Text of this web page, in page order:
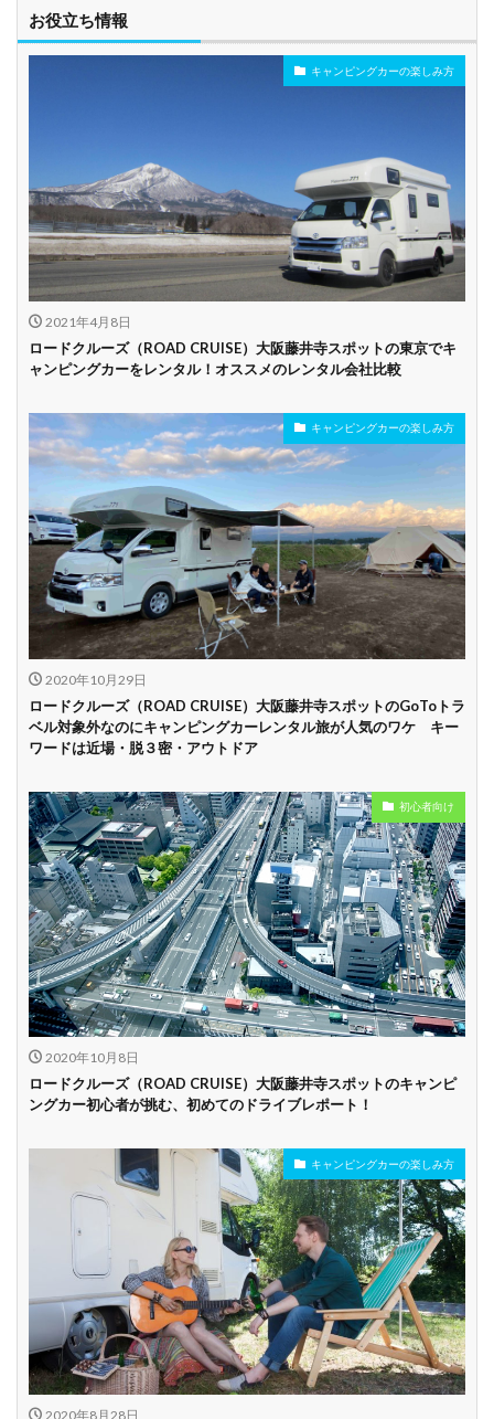
車椅子対応
駅配車あり 多言語対応 年末年始営業
配車サービスあり
マイカー預かりあ
り
カード支払い可
ビジネス利用 カップル向き ファミリー向き
貸し出しオプショ
ン充実
新車多数あり
試乗プラン有り
キャンペーン開催
中
長期割引
学割 早割
お役立ち情報
キャンピングカーの楽しみ方
2021年4月8日
ロードクルーズ（ROAD CRUISE）大阪藤井寺スポットの東京でキ
ャンピングカーをレンタル！オススメのレンタル会社比較
キャンピングカーの楽しみ方
2020年10月29日
ロードクルーズ（ROAD CRUISE）大阪藤井寺スポットのGoToトラ
ベル対象外なのにキャンピングカーレンタル旅が人気のワケ キー
ワードは近場・脱３密・アウトドア
初心者向け
2020年10月8日
ロードクルーズ（ROAD CRUISE）大阪藤井寺スポットのキャンピ
ングカー初心者が挑む、初めてのドライブレポート！
キャンピングカーの楽しみ方
2020年8月28日